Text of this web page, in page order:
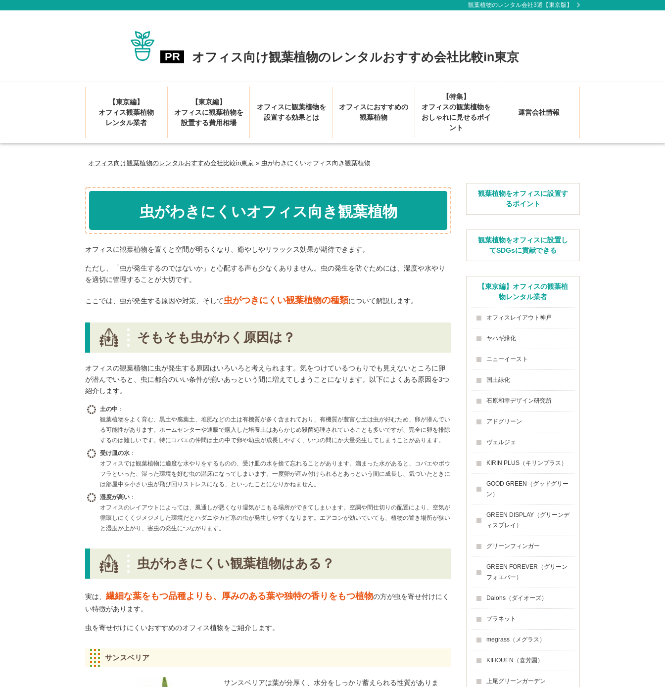
オフィス向け観葉植物のレンタルおすすめ会社比較in東京
観葉植物のレンタル会社3選【東京版】
【東京編】
オフィス観葉植物
レンタル業者
【東京編】
オフィスに観葉植物を
設置する費用相場
オフィスに観葉植物を
設置する効果とは
オフィスにおすすめの
観葉植物
【特集】
オフィスの観葉植物を
おしゃれに見せるポイ
ント
運営会社情報
オフィス向け観葉植物のレンタルおすすめ会社比較in東京 » 虫がわきにくいオフィス向き観葉植物
虫がわきにくいオフィス向き観葉植物
オフィスに観葉植物を置くと空間が明るくなり、癒やしやリラックス効果が期待できます。
ただし、「虫が発生するのではないか」と心配する声も少なくありません。虫の発生を防ぐためには、湿度や水やり
を適切に管理することが大切です。
ここでは、虫が発生する原因や対策、そして虫がつきにくい観葉植物の種類について解説します。
そもそも虫がわく原因は？
オフィスの観葉植物に虫が発生する原因はいろいろと考えられます。気をつけているつもりでも見えないところに卵
が潜んでいると、虫に都合のいい条件が揃いあっという間に増えてしまうことになります。以下によくある原因を3つ
紹介します。
土の中 ：
観葉植物をよく育む、黒土や腐葉土、堆肥などの土は有機質が多く含まれており、有機質が豊富な土は虫が好むため、卵が潜んでい
る可能性があります。ホームセンターや通販で購入した培養土はあらかじめ殺菌処理されていることも多いですが、完全に卵を排除
するのは難しいです。特にコバエの仲間は土の中で卵や幼虫が成長しやすく、いつの間にか大量発生してしまうことがあります。
受け皿の水 ：
オフィスでは観葉植物に適度な水やりをするものの、受け皿の水を捨て忘れることがあります。溜まった水があると、コバエやボウ
フラといった、湿った環境を好む虫の温床になってしまいます。一度卵が産み付けられるとあっという間に成長し、気づいたときに
は部屋中を小さい虫が飛び回りストレスになる、といったことになりかねません。
湿度が高い ：
オフィスのレイアウトによっては、風通しが悪くなり湿気がこもる場所ができてしまいます。空調や間仕切りの配置により、空気が
循環しにくくジメジメした環境だとハダニやカビ系の虫が発生しやすくなります。エアコンが効いていても、植物の置き場所が狭い
と湿度が上がり、害虫の発生につながります。
虫がわきにくい観葉植物はある？
実は、 繊細な葉をもつ品種よりも、厚みのある葉や独特の香りをもつ植物の方が虫を寄せ付けにく
い特徴があります。
虫を寄せ付けにくいおすすめのオフィス植物をご紹介します。
サンスベリア
サンスベリアは葉が分厚く、水分をしっかり蓄えられる性質がありま
観葉植物をオフィスに設置す
るポイント
観葉植物をオフィスに設置し
てSDGsに貢献できる
【東京編】オフィスの観葉植
物レンタル業者
オフィスレイアウト神戸
ヤハギ緑化
ニューイースト
国土緑化
石原和幸デザイン研究所
アドグリーン
ヴェルジェ
KIRIN PLUS（キリンプラス）
GOOD GREEN（グッドグリー
ン）
GREEN DISPLAY（グリーンデ
ィスプレイ）
グリーンフィンガー
GREEN FOREVER（グリーン
フォエバー）
Daiohs（ダイオーズ）
プラネット
megrass（メグラス）
KIHOUEN（喜芳園）
上尾グリーンガーデン